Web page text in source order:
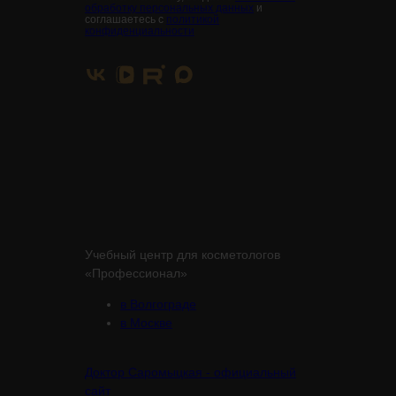
обработку персональных данных и
соглашаетесь с политикой
конфиденциальности
Учебный центр для косметологов
«Профессионал»
в Волгограде
в Москве
Доктор Саромыцкая - официальный
сайт